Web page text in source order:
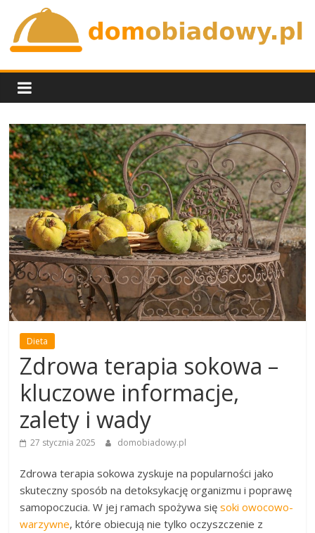
content
domobiadowy.pl
Dieta
Zdrowa terapia sokowa –
kluczowe informacje,
zalety i wady
27 stycznia 2025 domobiadowy.pl
Zdrowa terapia sokowa zyskuje na popularności jako
skuteczny sposób na detoksykację organizmu i poprawę
samopoczucia. W jej ramach spożywa sięsoki owocowo-
warzywne, które obiecują nie tylko oczyszczenie z